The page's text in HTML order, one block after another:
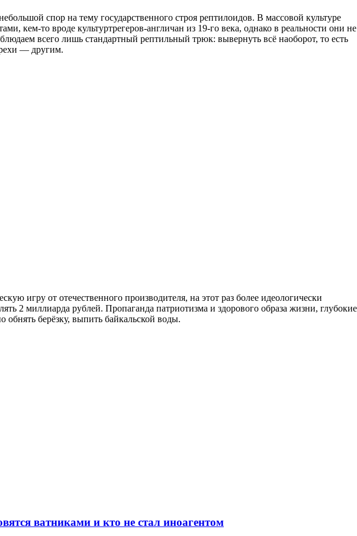
спор на тему государственного строя рептилоидов. В массовой культуре
кем-то вроде культуртрегеров-англичан из 19-го века, однако в реальности они не
всего лишь стандартный рептильный трюк: вывернуть всё наоборот, то есть
— другим.
игру от отечественного производителя, на этот раз более идеологически
2 миллиарда рублей. Пропаганда патриотизма и здорового образа жизни, глубокие
берёзку, выпить байкальской воды.
ватниками и кто не стал иноагентом